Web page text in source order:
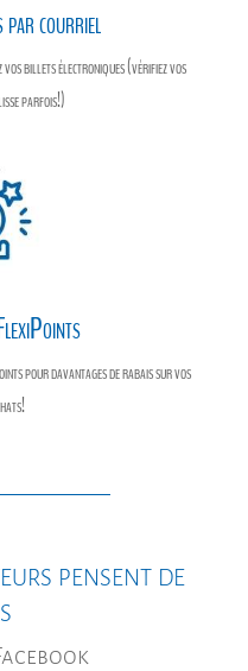
par courriel
vos billets électroniques (vérifiez vos
parfois!)
pour davantages de rabais sur vos
pensent de